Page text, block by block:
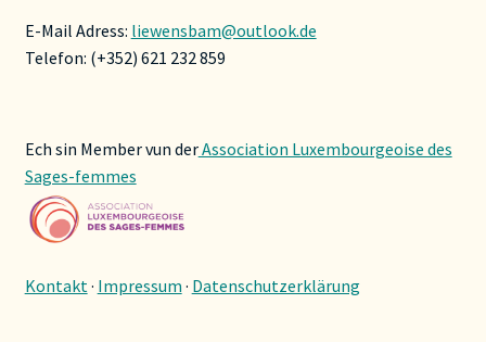
E-Mail Adress: liewensbam@outlook.de
Telefon: (+352) 621 232 859
Ech sin Member vun derAssociation Luxembourgeoise des
Sages-femmes
Kontakt· Impressum · Datenschutzerklärung